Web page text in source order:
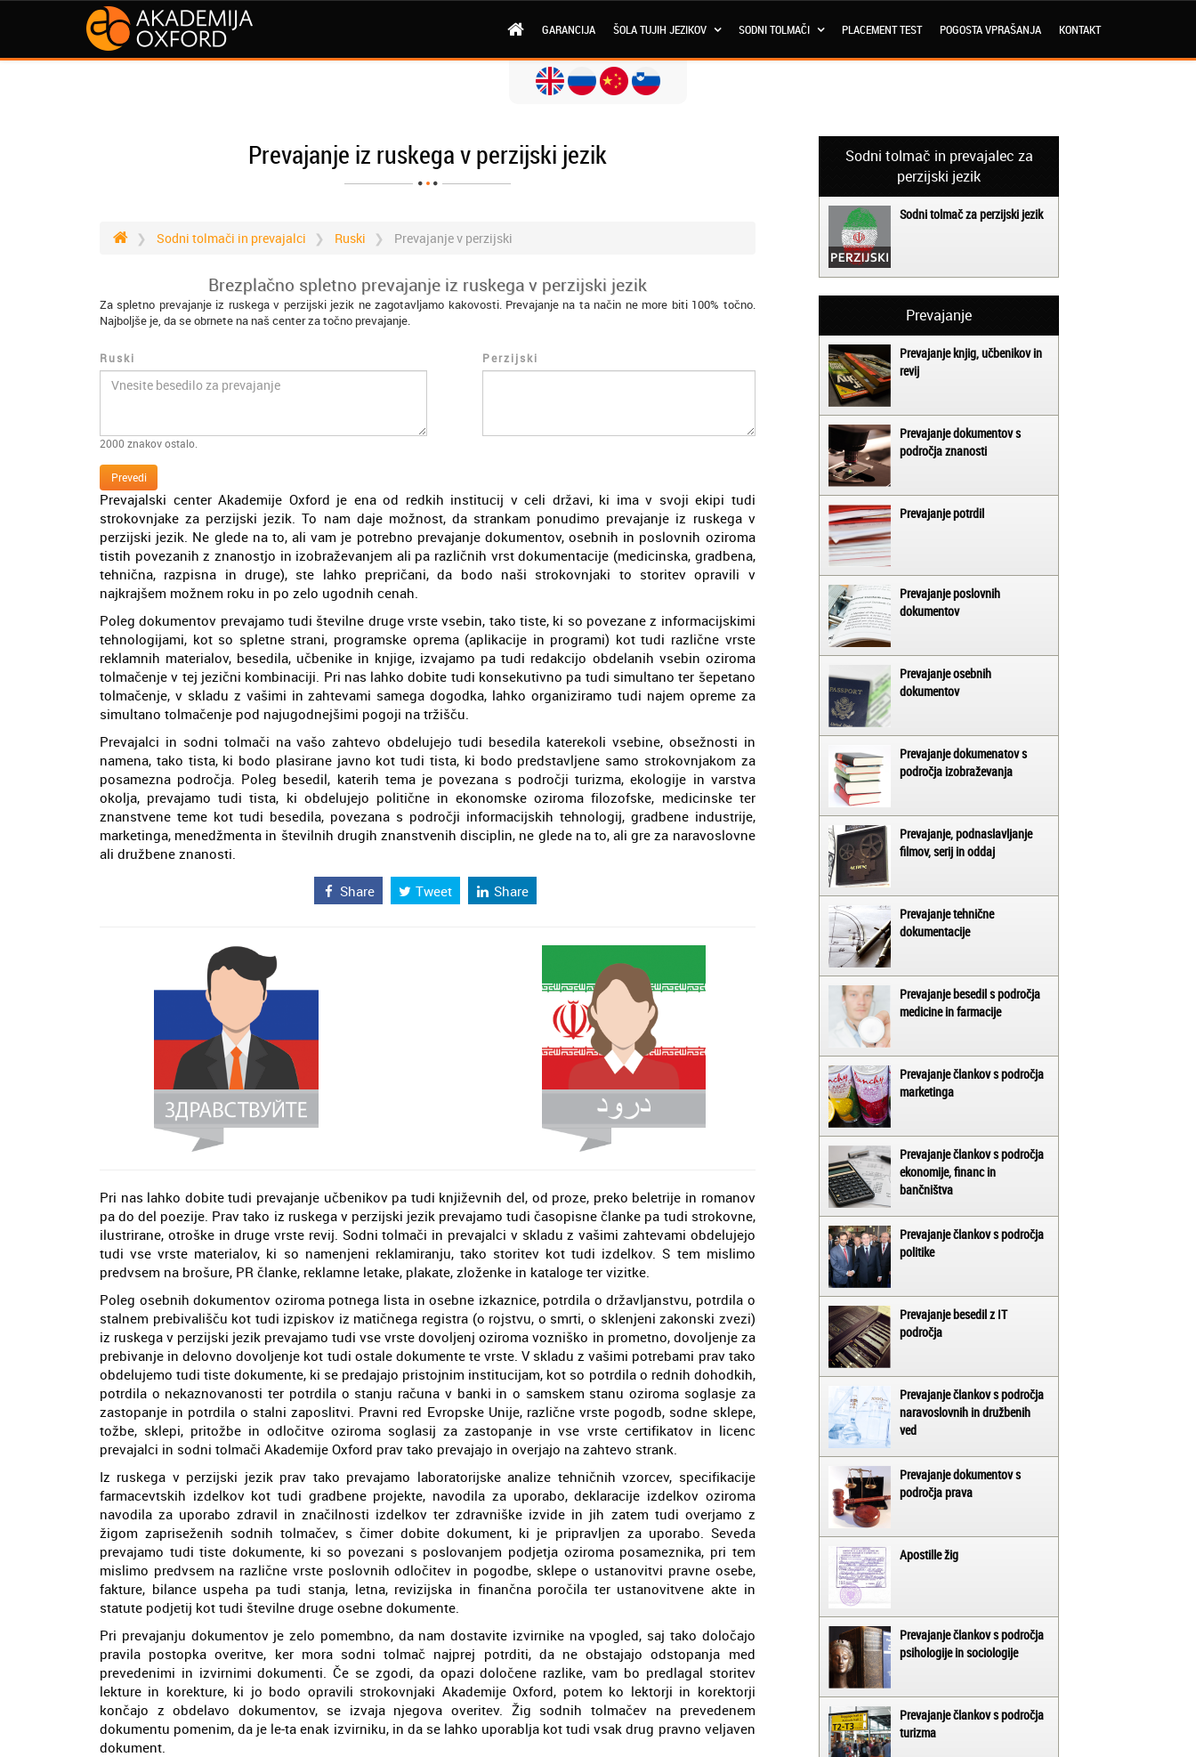
GARANCIJA ŠOLA TUJIH JEZIKOV SODNI TOLMAČI PLACEMENT TEST POGOSTA VPRAŠANJA KONTAKT
Prevajanje iz ruskega v perzijski jezik
Sodni tolmači in prevajalci Ruski Prevajanje v perzijski
Brezplačno spletno prevajanje iz ruskega v perzijski jezik
Za spletno prevajanje iz ruskega v perzijski jezik ne zagotavljamo kakovosti. Prevajanje na ta način ne more biti 100% točno.
Najboljše je, da se obrnete na naš center za točno prevajanje.
Ruski
2000 znakov ostalo.
Perzijski
Prevedi
Prevajalski center Akademije Oxford je ena od redkih institucij v celi državi, ki ima v svoji ekipi tudi
strokovnjake za perzijski jezik. To nam daje možnost, da strankam ponudimo prevajanje iz ruskega v
perzijski jezik. Ne glede na to, ali vam je potrebno prevajanje dokumentov, osebnih in poslovnih oziroma
tistih povezanih z znanostjo in izobraževanjem ali pa različnih vrst dokumentacije (medicinska, gradbena,
tehnična, razpisna in druge), ste lahko prepričani, da bodo naši strokovnjaki to storitev opravili v
najkrajšem možnem roku in po zelo ugodnih cenah.
Poleg dokumentov prevajamo tudi številne druge vrste vsebin, tako tiste, ki so povezane z informacijskimi
tehnologijami, kot so spletne strani, programske oprema (aplikacije in programi) kot tudi različne vrste
reklamnih materialov, besedila, učbenike in knjige, izvajamo pa tudi redakcijo obdelanih vsebin oziroma
tolmačenje v tej jezični kombinaciji. Pri nas lahko dobite tudi konsekutivno pa tudi simultano ter šepetano
tolmačenje, v skladu z vašimi in zahtevami samega dogodka, lahko organiziramo tudi najem opreme za
simultano tolmačenje pod najugodnejšimi pogoji na tržišču.
Prevajalci in sodni tolmači na vašo zahtevo obdelujejo tudi besedila katerekoli vsebine, obsežnosti in
namena, tako tista, ki bodo plasirane javno kot tudi tista, ki bodo predstavljene samo strokovnjakom za
posamezna področja. Poleg besedil, katerih tema je povezana s področji turizma, ekologije in varstva
okolja, prevajamo tudi tista, ki obdelujejo politične in ekonomske oziroma filozofske, medicinske ter
znanstvene teme kot tudi besedila, povezana s področji informacijskih tehnologij, gradbene industrije,
marketinga, menedžmenta in številnih drugih znanstvenih disciplin, ne glede na to, ali gre za naravoslovne
ali družbene znanosti.
Share Tweet Share
Pri nas lahko dobite tudi prevajanje učbenikov pa tudi književnih del, od proze, preko beletrije in romanov
pa do del poezije. Prav tako iz ruskega v perzijski jezik prevajamo tudi časopisne članke pa tudi strokovne,
ilustrirane, otroške in druge vrste revij. Sodni tolmači in prevajalci v skladu z vašimi zahtevami obdelujejo
tudi vse vrste materialov, ki so namenjeni reklamiranju, tako storitev kot tudi izdelkov. S tem mislimo
predvsem na brošure, PR članke, reklamne letake, plakate, zloženke in kataloge ter vizitke.
Poleg osebnih dokumentov oziroma potnega lista in osebne izkaznice, potrdila o državljanstvu, potrdila o
stalnem prebivališču kot tudi izpiskov iz matičnega registra (o rojstvu, o smrti, o sklenjeni zakonski zvezi)
iz ruskega v perzijski jezik prevajamo tudi vse vrste dovoljenj oziroma vozniško in prometno, dovoljenje za
prebivanje in delovno dovoljenje kot tudi ostale dokumente te vrste. V skladu z vašimi potrebami prav tako
obdelujemo tudi tiste dokumente, ki se predajajo pristojnim institucijam, kot so potrdila o rednih dohodkih,
potrdila o nekaznovanosti ter potrdila o stanju računa v banki in o samskem stanu oziroma soglasje za
zastopanje in potrdila o stalni zaposlitvi. Pravni red Evropske Unije, različne vrste pogodb, sodne sklepe,
tožbe, sklepi, pritožbe in odločitve oziroma soglasij za zastopanje in vse vrste certifikatov in licenc
prevajalci in sodni tolmači Akademije Oxford prav tako prevajajo in overjajo na zahtevo strank.
Iz ruskega v perzijski jezik prav tako prevajamo laboratorijske analize tehničnih vzorcev, specifikacije
farmacevtskih izdelkov kot tudi gradbene projekte, navodila za uporabo, deklaracije izdelkov oziroma
navodila za uporabo zdravil in značilnosti izdelkov ter zdravniške izvide in jih zatem tudi overjamo z
žigom zapriseženih sodnih tolmačev, s čimer dobite dokument, ki je pripravljen za uporabo. Seveda
prevajamo tudi tiste dokumente, ki so povezani s poslovanjem podjetja oziroma posameznika, pri tem
mislimo predvsem na različne vrste poslovnih odločitev in pogodbe, sklepe o ustanovitvi pravne osebe,
fakture, bilance uspeha pa tudi stanja, letna, revizijska in finančna poročila ter ustanovitvene akte in
statute podjetij kot tudi številne druge osebne dokumente.
Pri prevajanju dokumentov je zelo pomembno, da nam dostavite izvirnike na vpogled, saj tako določajo
pravila postopka overitve, ker mora sodni tolmač najprej potrditi, da ne obstajajo odstopanja med
prevedenimi in izvirnimi dokumenti. Če se zgodi, da opazi določene razlike, vam bo predlagal storitev
lekture in korekture, ki jo bodo opravili strokovnjaki Akademije Oxford, potem ko lektorji in korektorji
končajo z obdelavo dokumentov, se izvaja njegova overitev. Žig sodnih tolmačev na prevedenem
dokumentu pomenim, da je le-ta enak izvirniku, in da se lahko uporablja kot tudi vsak drug pravno veljaven
dokument.
Sodni tolmač in prevajalec za
perzijski jezik
Sodni tolmač za perzijski jezik
Prevajanje
Prevajanje knjig, učbenikov in
revij
Prevajanje dokumentov s
področja znanosti
Prevajanje potrdil
Prevajanje poslovnih
dokumentov
Prevajanje osebnih
dokumentov
Prevajanje dokumenatov s
področja izobraževanja
Prevajanje, podnaslavljanje
filmov, serij in oddaj
Prevajanje tehnične
dokumentacije
Prevajanje besedil s področja
medicine in farmacije
Prevajanje člankov s področja
marketinga
Prevajanje člankov s področja
ekonomije, financ in
bančništva
Prevajanje člankov s področja
politike
Prevajanje besedil z IT
področja
Prevajanje člankov s področja
naravoslovnih in družbenih
ved
Prevajanje dokumentov s
področja prava
Apostille žig
Prevajanje člankov s področja
psihologije in sociologije
Prevajanje člankov s področja
turizma